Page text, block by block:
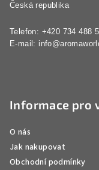
Česká republika
Telefon: +420 734 488
E-mail:
Informace pro
O nás
Jak nakupovat
Obchodní podmínky